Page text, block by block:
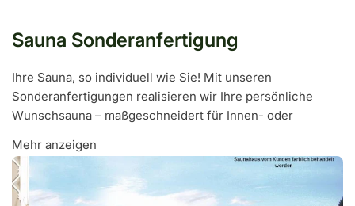
Sauna Sonderanfertigung
Ihre Sauna, so individuell wie Sie! Mit unseren
Sonderanfertigungen realisieren wir Ihre persönliche
Wunschsauna – maßgeschneidert für Innen- oder
Deckenhöhen oder besondere Ausstattung wie
Glaselemente oder individuelle Liegenanordnung: Wir
passen Design und Funktion exakt an Ihre Vorstellungen
Mehr anzeigen